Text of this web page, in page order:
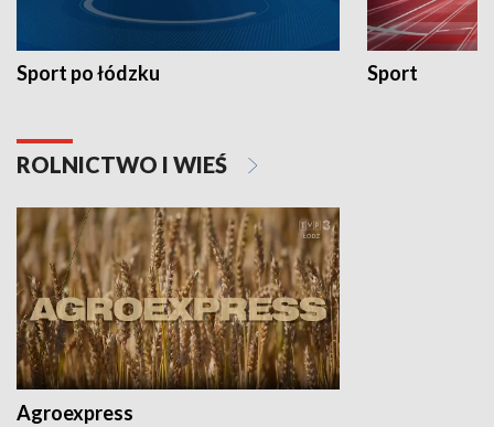
Sport po łódzku Sport
ROLNICTWO I WIEŚ
Agroexpress